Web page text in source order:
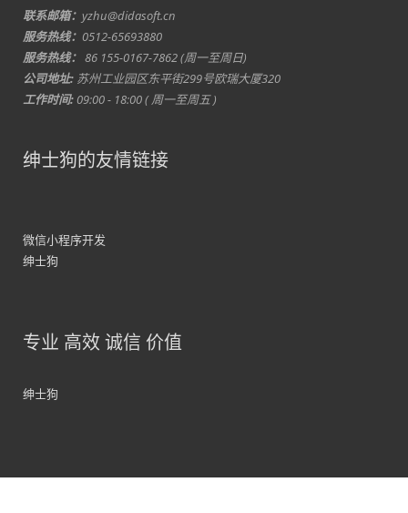
联系邮箱： yzhu@didasoft.cn
服务热线： 0512-65693880
服务热线： 86 155-0167-7862 (周一至周日)
公司地址: 苏州工业园区东平街299号欧瑞大厦320
工作时间: 09:00 - 18:00 ( 周一至周五 )
绅士狗的友情链接
微信小程序开发
绅士狗
专业 高效 诚信 价值
绅士狗